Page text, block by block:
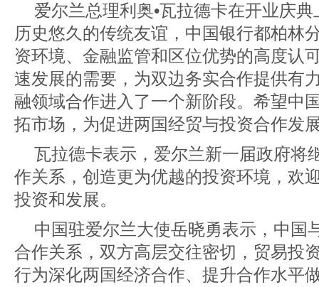
爱尔兰总理利奥•瓦拉德卡在开业庆
历史悠久的传统友谊，中国银行都柏林
资环境、金融监管和区位优势的高度认
速发展的需要，为双边务实合作提供有
融领域合作进入了一个新阶段。希望中
拓市场，为促进两国经贸与投资合作发
瓦拉德卡表示，爱尔兰新一届政府将
作关系，创造更为优越的投资环境，欢
投资和发展。
中国驻爱尔兰大使岳晓勇表示，中国
合作关系，双方高层交往密切，贸易投
行为深化两国经济合作、提升合作水平